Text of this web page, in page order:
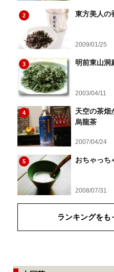
2 東方美人の
2009/01/25
3 明前東山洞
2003/04/11
4
天空の茶
烏龍茶
2007/04/24
5 おちゃっち
2008/07/31
ランキングをも